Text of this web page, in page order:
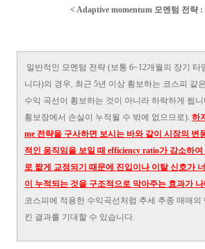
< Adaptive momentum 모멘텀 전략 :
일반적인 모멘텀 전략 (보통 6~12개월의 장기 타
니다)의 경우, 최근 5년 이상 횡보하는 코스피 같
수익 곡선이 횡보하는 것이 아니라 하락하게 됩
횡보장에서 손실이 누적될 수 밖에 없으므로). 하
me 전략을 구사하면 보시는 바와 같이 시장의 변
적인 움직임을 보일 때 efficiency ratio가 감소하
로 짧게 교정되기 때문에 진입이나 이탈 신호가
이 누적되는 것을 구조적으로 막아주는 효과가
코스피에 적용한 수익곡선처럼 추세 추종 매매의
킨 결과를 기대할 수 있습니다.